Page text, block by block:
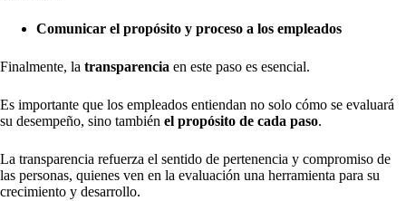
Comunicar el propósito y proceso a los empleados
Finalmente, la transparencia en este paso es esencial.
Es importante que los empleados entiendan no solo cómo se evaluará
su desempeño, sino también el propósito de cada paso.
La transparencia refuerza el sentido de pertenencia y compromiso de
las personas, quienes ven en la evaluación una herramienta para su
crecimiento y desarrollo.